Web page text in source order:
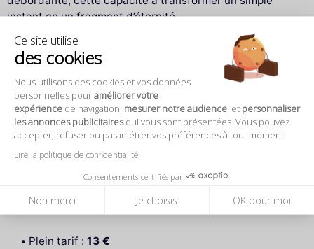
Ce site utilise
des cookies
Nous utilisons des cookies et vos données
personnelles pouraméliorer votre
expérience de navigation, mesurer notre audience , et personnaliser
les annonces publicitairesqui vous sont présentées. Vous pouvez
accepter, refuser ou paramétrer vos préférences à tout moment.
Lire la politique de confidentialité
Consentements certifiés par
Non merci Je choisis OK pour moi
instant en un fragment d’éternité.
Informations pratiques pour préparer votre visite
L’exposition se tient au Musée national des arts
asiatiques – Guimet, un lieu emblématique situé dans le
16ᵉ arrondissement de Paris. Facilement accessible par
les transports en commun ou en voiture, ce musée est
reconnu pour ses collections prestigieuses et ses
expositions temporaires de grande qualité.
Plein tarif : 13 €